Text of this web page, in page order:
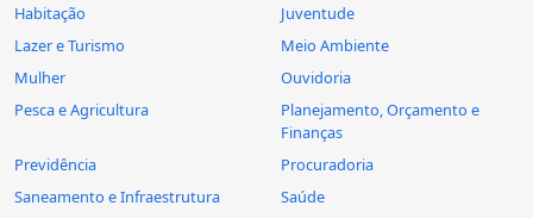
Habitação
Juventude
Lazer e Turismo
Meio Ambiente
Mulher
Ouvidoria
Pesca e Agricultura
Planejamento, Orçamento e
Finanças
Previdência
Procuradoria
Saneamento e Infraestrutura
Saúde